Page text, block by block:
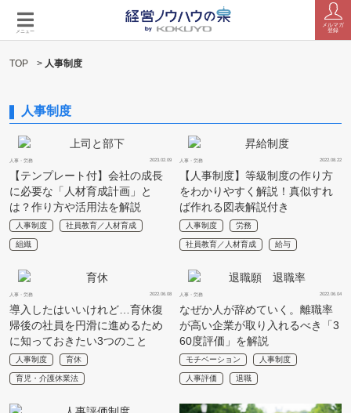
メニュー
メルマガ
登録
TOP > 人事制度
人事制度
人事・労務 2023.02.09
【テンプレート付】会社の成長
に必要な「人材育成計画」と
は？作り方や活用法を解説
人事制度 社員教育／人材育成
組織
人事・労務 2022.08.22
【人事制度】等級制度の作り方
をわかりやすく解説！真似すれ
ば作れる図表解説付き
人事制度 労務
社員教育／人材育成 給与
人事・労務 2022.06.08
導入したはいいけれど…育休復
帰後の社員を円滑に進めるため
に知っておきたい3つのこと
人事制度 育休
育児・介護休業法
人事・労務 2022.06.04
なぜか人が辞めていく。離職率
が高い企業が取り入れるべき「3
60度評価」を解説
モチベーション 人事制度
人事評価 退職